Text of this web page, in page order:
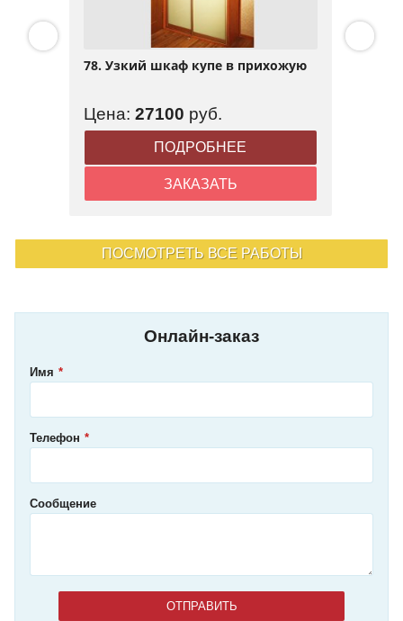
78. Узкий шкаф купе в прихожую
Цена: 27100 руб.
ПОДРОБНЕЕ
ЗАКАЗАТЬ
ПОСМОТРЕТЬ ВСЕ РАБОТЫ
Онлайн-заказ
Имя
Телефон
Сообщение